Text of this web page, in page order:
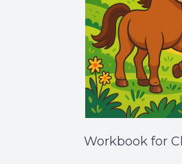
Workbook for